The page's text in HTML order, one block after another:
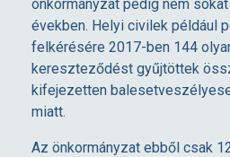
S
Ü
G
önkormányzat pedig nem
években. Helyi civilek például
felkérésére 2017-ben 144
kereszteződést gyűjtöttek
kifejezetten
miatt.
Az önkormányzat ebből csak